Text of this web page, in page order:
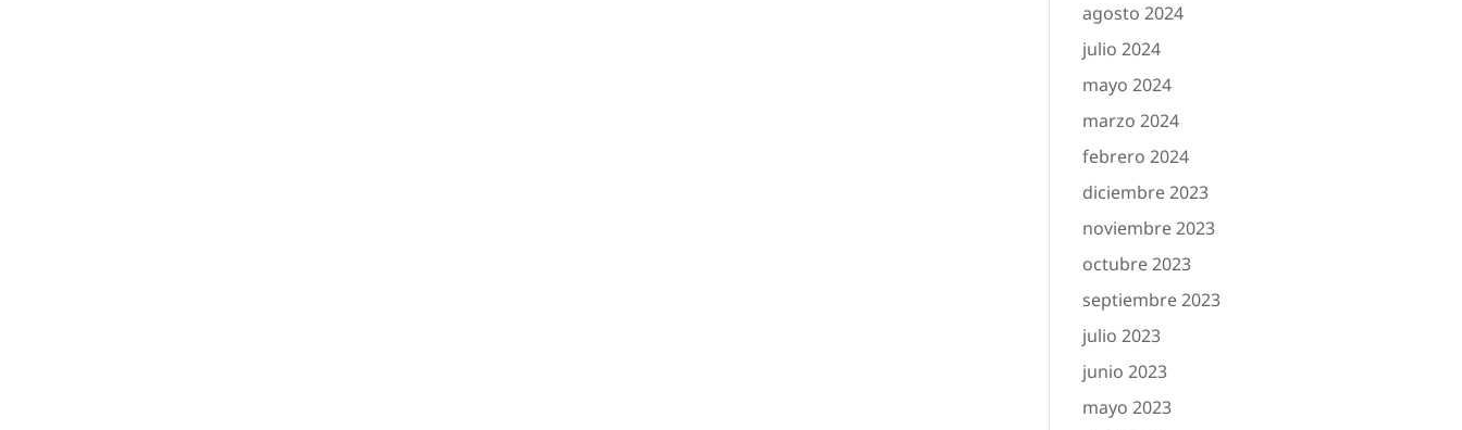
agosto 2024
julio 2024
mayo 2024
marzo 2024
febrero 2024
diciembre 2023
noviembre 2023
octubre 2023
septiembre 2023
julio 2023
junio 2023
mayo 2023